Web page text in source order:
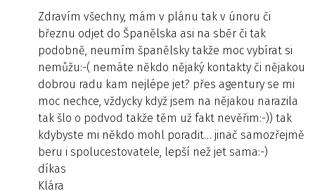
Zdravím všechny, mám v plánu tak v únoru či
březnu odjet do Španělska asi na sběr či tak
podobně, neumím španělsky takže moc vybírat si
nemůžu:-( nemáte někdo nějaký kontakty či nějakou
dobrou radu kam nejlépe jet? přes agentury se mi
moc nechce, vždycky když jsem na nějakou narazila
tak šlo o podvod takže těm už fakt nevěřim:-)) tak
kdybyste mi někdo mohl poradit… jinač samozřejmě
beru i spolucestovatele, lepší než jet sama:-)
díkas
Klára